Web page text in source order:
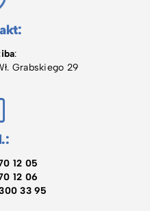
:
Grabskiego 29
12 05
12 06
33 95